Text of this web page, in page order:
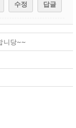
수정 답글
니당~~